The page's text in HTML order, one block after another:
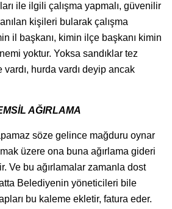
ile ilgili çalışma yapmalı, güvenilir
kişileri bularak çalışma
il başkanı, kimin ilçe başkanı kimin
yoktur. Yoksa sandıklar tez
vardı, hurda vardı deyip ancak
AĞIRLAMA
söze gelince mağduru oynar
üzere ona buna ağırlama gideri
Ve bu ağırlamalar zamanla dost
Belediyenin yöneticileri bile
bu kaleme ekletir, fatura eder.